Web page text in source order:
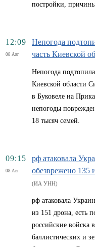
постройки,
12:09
08 Авг
Непогода
часть Киевской
Непогода подтопила
Киевской области
в Буковеле на
непогоды
18 тысяч семей.
09:15
08 Авг
рф атаковала
обезврежено 135
(ИА УНН)
рф атаковала
из 151 дрона, есть
российские войска
баллистических и